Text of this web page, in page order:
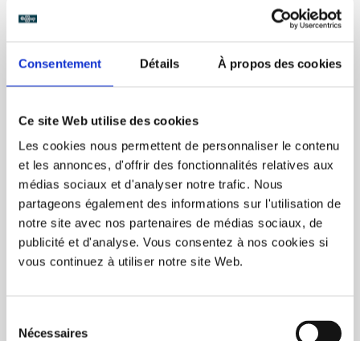
Consentement Détails À propos des cookies
Ce site Web utilise des cookies
Les cookies nous permettent de personnaliser le contenu
et les annonces, d'offrir des fonctionnalités relatives aux
médias sociaux et d'analyser notre trafic. Nous
partageons également des informations sur l'utilisation de
notre site avec nos partenaires de médias sociaux, de
publicité et d'analyse. Vous consentez à nos cookies si
vous continuez à utiliser notre site Web.
Nécessaires
FILTRER LES RÉSULTATS